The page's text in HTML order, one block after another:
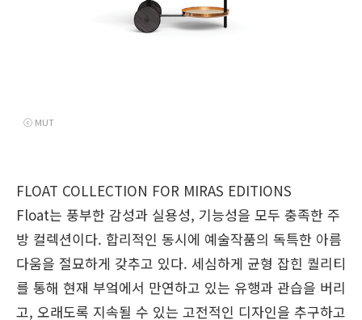
ⓒ MUT
FLOAT COLLECTION FOR MIRAS EDITIONS
Float는 풍부한 감성과 실용성, 기능성을 모두 충족한 주
방 컬렉션이다. 합리적인 동시에 예술작품의 독특한 아름
다움을 절묘하게 갖추고 있다. 세심하게 균형 잡힌 퀄리티
를 통해 현재 부엌에서 만연하고 있는 유행과 관습을 버리
고, 오래도록 지속될 수 있는 고전적인 디자인을 추구하고